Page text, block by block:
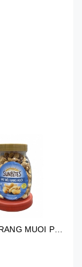
HAT DAO RANG MUOI PEPSICO 280G